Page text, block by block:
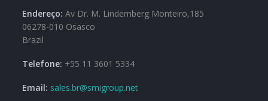
Endereço: Av Dr. M. Lindemberg Monteiro,185
06278-010 Osasco
Brazil
Telefone: +55 11 3601 5334
Email: sales.br@smigroup.net